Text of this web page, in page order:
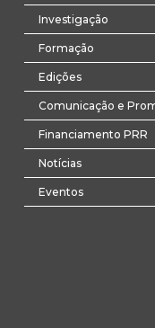
Investigação
Formação
Edições
Comunicação e
Financiamento PRR
Notícias
Eventos